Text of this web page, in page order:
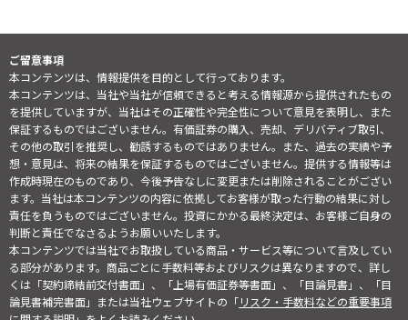
ご留意事項
本コンテンツは、情報提供を目的として行っております。
本コンテンツは、当社や当社が信頼できると考える情報源から提供されたもの
を提供していますが、当社はその正確性や完全性について意見を表明し、また
保証するものではございません。有価証券の購入、売却、デリバティブ取引、
その他の取引を推奨し、勧誘するものではありません。また、過去の実績や予
想・意見は、将来の結果を保証するものではございません。提供する情報等は
作成時現在のものであり、今後予告なしに変更または削除されることがござい
ます。当社は本コンテンツの内容に依拠してお客様が取った行動の結果に対し
責任を負うものではございません。投資にかかる最終決定は、お客様ご自身の
判断と責任でなさるようお願いいたします。
本コンテンツでは当社でお取扱している商品・サービス等について言及してい
る部分があります。商品ごとに手数料等およびリスクは異なりますので、詳し
くは「契約締結前交付書面」、「上場有価証券等書面」、「目論見書」、「目
論見書補完書面」または当社ウェブサイトの「リスク・手数料などの重要事項